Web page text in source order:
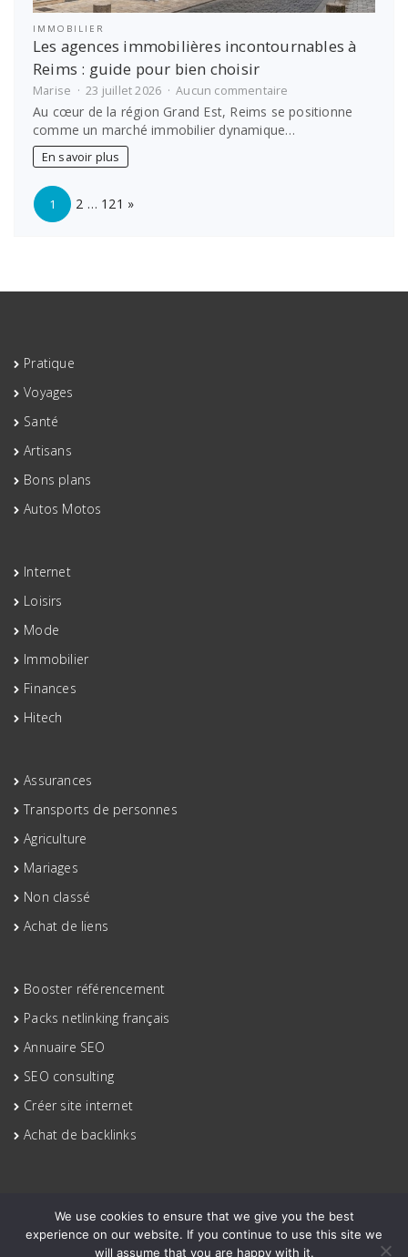
IMMOBILIER
Les agences immobilières incontournables à
Reims : guide pour bien choisir
Marise 23 juillet 2026 Aucun commentaire
agences
immobilières
Au cœur de la région Grand Est, Reims se positionne
comme un marché immobilier dynamique…
En savoir plus
Page:
1 2 … 121 »
Pratique
Voyages
Santé
Artisans
Bons plans
Autos Motos
Internet
Loisirs
Mode
Immobilier
Finances
Hitech
Assurances
Transports de personnes
Agriculture
Mariages
Non classé
Achat de liens
Booster référencement
Packs netlinking français
Annuaire SEO
SEO consulting
Créer site internet
Achat de backlinks
We use cookies to ensure that we give you the best
experience on our website. If you continue to use this site we
will assume that you are happy with it.